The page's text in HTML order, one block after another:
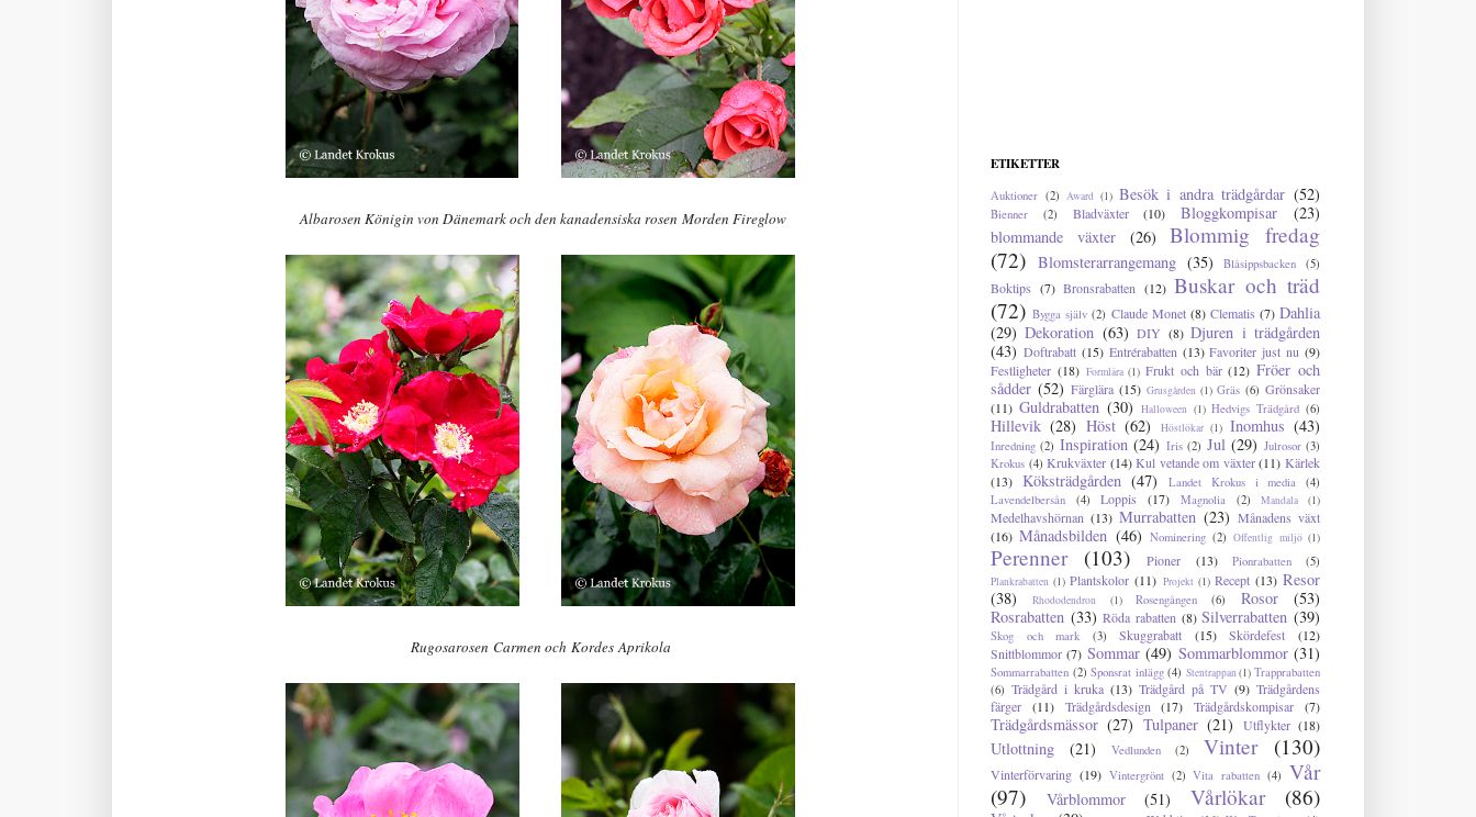
Albarosen Königin von Dänemark och den kanadensiska rosen Morden Fireglow
Rugosarosen Carmen och Kordes Aprikola
ETIKETTER
Auktioner (2) Award (1) Besök i andra trädgårdar (52)
Bienner (2) Bladväxter (10) Bloggkompisar
(23)
blommande växter
(26)
Blommig fredag
(72) Blomsterarrangemang (35) Blåsippsbacken (5)
Boktips (7) Bronsrabatten (12) Buskar och träd
(72) Bygga själv (2) Claude Monet (8) Clematis (7) Dahlia
(29) Dekoration (63) DIY (8) Djuren i trädgården
(43) Doftrabatt (15) Entrérabatten (13) Favoriter just nu (9)
Festligheter (18) Formlära (1) Frukt och bär (12) Fröer och
sådder (52) Färglära (15) Grusgården (1) Gräs (6) Grönsaker
(11) Guldrabatten (30) Halloween (1) Hedvigs Trädgård (6)
Hillevik (28) Höst (62) Höstlökar (1) Inomhus (43)
Inredning (2) Inspiration (24) Iris (2) Jul (29) Julrosor (3)
Krokus (4) Krukväxter (14) Kul vetande om växter (11) Kärlek
(13) Köksträdgården (47) Landet Krokus i media
(4)
Lavendelbersån
(4) Loppis (17) Magnolia (2) Mandala (1)
Medelhavshörnan (13) Murrabatten (23) Månadens växt
(16) Månadsbilden (46) Nominering (2) Offentlig miljö (1)
Perenner (103) Pioner (13) Pionrabatten (5)
Plankrabatten (1) Plantskolor (11) Projekt (1) Recept (13) Resor
(38)
Rhododendron (1) Rosengången (6) Rosor
(53)
Rosrabatten (33) Röda rabatten (8) Silverrabatten (39)
Skog och mark (3) Skuggrabatt (15) Skördefest
(12)
Snittblommor (7) Sommar (49) Sommarblommor (31)
Sommarrabatten (2) Sponsrat inlägg (4) Stentrappan(1) Trapprabatten
(6) Trädgård i kruka (13) Trädgård på TV (9) Trädgårdens
färger
(11) Trädgårdsdesign (17) Trädgårdskompisar (7)
Trädgårdsmässor (27) Tulpaner (21) Utflykter (18)
Utlottning (21) Vedlunden (2) Vinter (130)
Vinterförvaring (19) Vintergrönt (2) Vita rabatten (4) Vår
(97)
Vårblommor (51) Vårlökar (86)